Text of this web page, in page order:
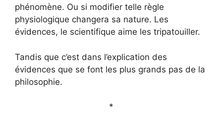
phénomène. Ou si modifier telle règle
physiologique changera sa nature. Les
évidences, le scientifique aime les tripatouiller.
Tandis que c’est dans l’explication des
évidences que se font les plus grands pas de la
philosophie.
*